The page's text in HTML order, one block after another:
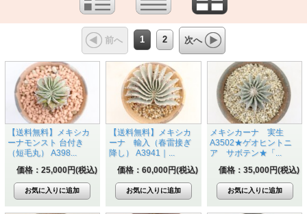
前へ 1 2 次へ
【送料無料】メキシカ
ーナモンスト 台付き
（短毛丸） A398...
価格：25,000円(税込)
【送料無料】メキシカ
ーナ 輸入（春雷接ぎ
降し） A3941｜...
価格：60,000円(税込)
メキシカーナ 実生
A3502★ゲオヒントニ
ア サボテン★「...
価格：35,000円(税込)